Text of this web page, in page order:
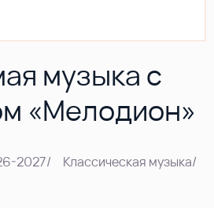
музыка с
«Мелодион»
2027/ Классическая музыка/